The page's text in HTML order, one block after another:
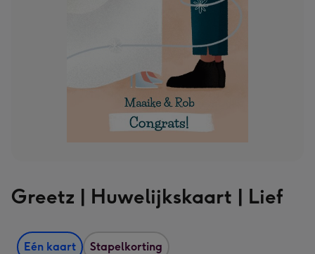
Greetz | Huwelijkskaart | Lief
Eén kaart Stapelkorting